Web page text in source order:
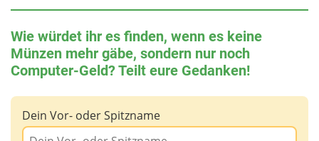
Wie würdet ihr es finden, wenn es keine
Münzen mehr gäbe, sondern nur noch
Computer-Geld? Teilt eure Gedanken!
Dein Vor- oder Spitzname